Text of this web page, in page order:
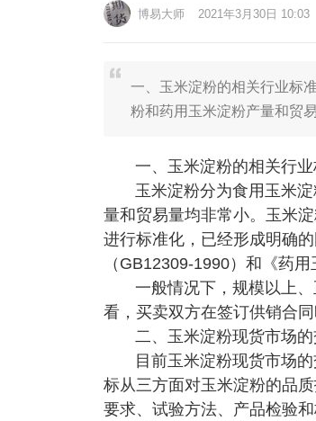
博易大师 2021年3月30日 10:03
一、玉米淀粉的相关行业标
粉和药用玉米淀粉产量和贸
一、玉米淀粉的相关行
玉米淀粉分为食用玉米
量和贸易量均非常小。玉米
进行标准化，已经形成明确
（GB12309-1990）和《药
一般情况下，规模以上
看，买卖双方在签订供销合
二、玉米淀粉现货市场
目前玉米淀粉现货市场
标从三方面对玉米淀粉的品
要求、试验方法、产品检验